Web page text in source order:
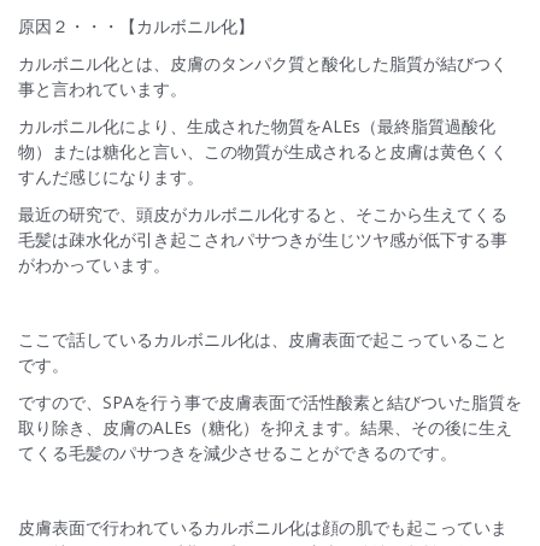
原因２・・・【カルボニル化】
カルボニル化とは、皮膚のタンパク質と酸化した脂質が結びつく
事と言われています。
カルボニル化により、生成された物質をALEs（最終脂質過酸化
物）または糖化と言い、この物質が生成されると皮膚は黄色くく
すんだ感じになります。
最近の研究で、頭皮がカルボニル化すると、そこから生えてくる
毛髪は疎水化が引き起こされパサつきが生じツヤ感が低下する事
がわかっています。
ここで話しているカルボニル化は、皮膚表面で起こっていること
です。
ですので、SPAを行う事で皮膚表面で活性酸素と結びついた脂質を
取り除き、皮膚のALEs（糖化）を抑えます。結果、その後に生え
てくる毛髪のパサつきを減少させることができるのです。
皮膚表面で行われているカルボニル化は顔の肌でも起こっていま